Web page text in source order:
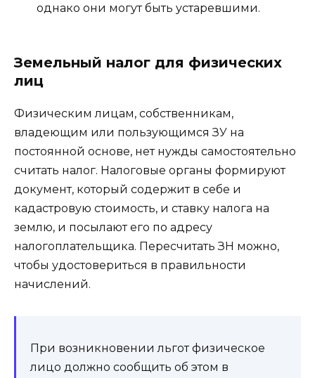
однако они могут быть устаревшими.
Земельный налог для физических
лиц
Физическим лицам, собственникам,
владеющим или пользующимся ЗУ на
постоянной основе, нет нужды самостоятельно
считать налог. Налоговые органы формируют
документ, который содержит в себе и
кадастровую стоимость, и ставку налога на
землю, и посылают его по адресу
налогоплательщика. Пересчитать ЗН можно,
чтобы удостовериться в правильности
начислений.
При возникновении льгот физическое
лицо должно сообщить об этом в